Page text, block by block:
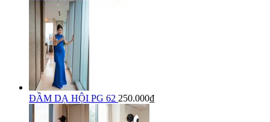
ĐẦM DẠ HỘI PG 62 250.000₫